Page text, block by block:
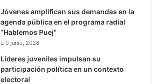
Jóvenes amplifican sus demandas en la
agenda pública en el programa radial
“Hablemos Puej”
9 junio, 2026
Líderes juveniles impulsan su
participación política en un contexto
electoral